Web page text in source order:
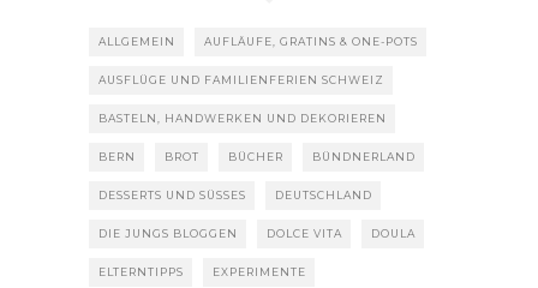
ALLGEMEIN AUFLÄUFE, GRATINS & ONE-POTS
AUSFLÜGE UND FAMILIENFERIEN SCHWEIZ
BASTELN, HANDWERKEN UND DEKORIEREN
BERN BROT BÜCHER BÜNDNERLAND
DESSERTS UND SÜSSES DEUTSCHLAND
DIE JUNGS BLOGGEN DOLCE VITA DOULA
ELTERNTIPPS EXPERIMENTE